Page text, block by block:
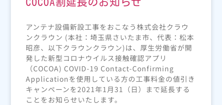
COCOA割延長のお知らせ
アンテナ設備新設工事をおこなう株式会社クラウ
ンクラウン (本社：埼玉県さいたま市、代表：松本
昭彦、以下クラウンクラウン)は、厚生労働省が開
発した新型コロナウイルス接触確認アプリ
（COCOA) COVID-19 Contact-Confirming
Applicationを使用している方の工事料金の値引き
キャンペーンを2021年1月31（日）まで延長する
ことをお知らせいたします。